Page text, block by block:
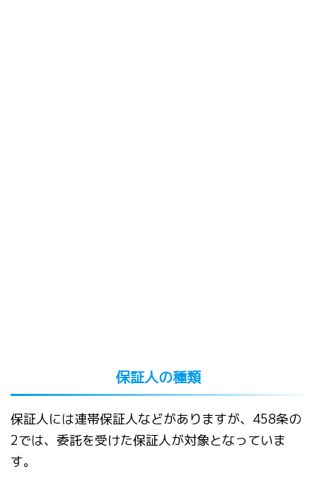
保証人の種類
保証人には連帯保証人などがありますが、458条の
2では、委託を受けた保証人が対象となっていま
す。